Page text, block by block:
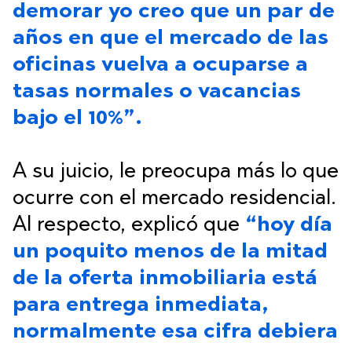
demorar yo creo que un par de
años en que el mercado de las
oficinas vuelva a ocuparse a
tasas normales o vacancias
bajo el 10%”.
A su juicio, le preocupa más lo que
ocurre con el mercado residencial.
Al respecto, explicó que “hoy día
un poquito menos de la mitad
de la oferta inmobiliaria está
para entrega inmediata,
normalmente esa cifra debiera